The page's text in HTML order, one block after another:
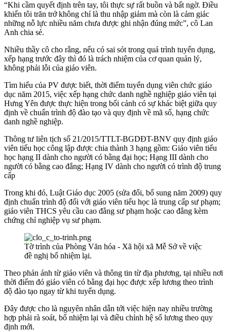
“Khi cầm quyết định trên tay, tôi thực sự rất buồn và bất ngờ. Điều
khiến tôi trăn trở không chỉ là thu nhập giảm mà còn là cảm giác
những nỗ lực nhiều năm chưa được ghi nhận đúng mức”, cô Lan
Anh chia sẻ.
Nhiều thầy cô cho rằng, nếu có sai sót trong quá trình tuyển dụng,
xếp hạng trước đây thì đó là trách nhiệm của cơ quan quản lý,
không phải lỗi của giáo viên.
Tìm hiểu của PV được biết, thời điểm tuyển dụng viên chức giáo
dục năm 2015, việc xếp hạng chức danh nghề nghiệp giáo viên tại
Hưng Yên được thực hiện trong bối cảnh có sự khác biệt giữa quy
định về chuẩn trình độ đào tạo và quy định về mã số, hạng chức
danh nghề nghiệp.
Thông tư liên tịch số 21/2015/TTLT-BGDĐT-BNV quy định giáo
viên tiểu học công lập được chia thành 3 hạng gồm: Giáo viên tiểu
học hạng II dành cho người có bằng đại học; Hạng III dành cho
người có bằng cao đẳng; Hạng IV dành cho người có trình độ trung
cấp
Trong khi đó, Luật Giáo dục 2005 (sửa đổi, bổ sung năm 2009) quy
định chuẩn trình độ đối với giáo viên tiểu học là trung cấp sư phạm;
giáo viên THCS yêu cầu cao đẳng sư phạm hoặc cao đẳng kèm
chứng chỉ nghiệp vụ sư phạm.
Tờ trình của Phòng Văn hóa - Xã hội xã Mễ Sở về việc
đề nghị bổ nhiệm lại.
Theo phản ánh từ giáo viên và thông tin từ địa phương, tại nhiều nơi
thời điểm đó giáo viên có bằng đại học được xếp lương theo trình
độ đào tạo ngay từ khi tuyển dụng.
Đây được cho là nguyên nhân dẫn tới việc hiện nay nhiều trường
hợp phải rà soát, bổ nhiệm lại và điều chỉnh hệ số lương theo quy
định mới.